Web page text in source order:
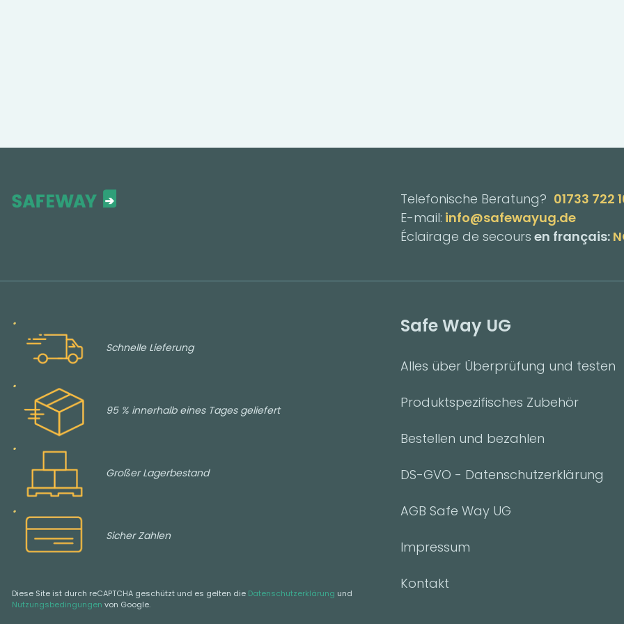
Telefonische Beratung? 01733 722
E-mail: info@safewayug.de
Éclairage de secours en français:
Schnelle Lieferung
95 % innerhalb eines Tages geliefert
Großer Lagerbestand
Sicher Zahlen
Diese Site ist durch reCAPTCHA geschützt und es gelten die Datenschutzerklärung und
Nutzungsbedingungen von Google.
Safe Way UG
Alles über Überprüfung und testen
Produktspezifisches Zubehör
Bestellen und bezahlen
DS-GVO - Datenschutzerklärung
AGB Safe Way UG
Impressum
Kontakt